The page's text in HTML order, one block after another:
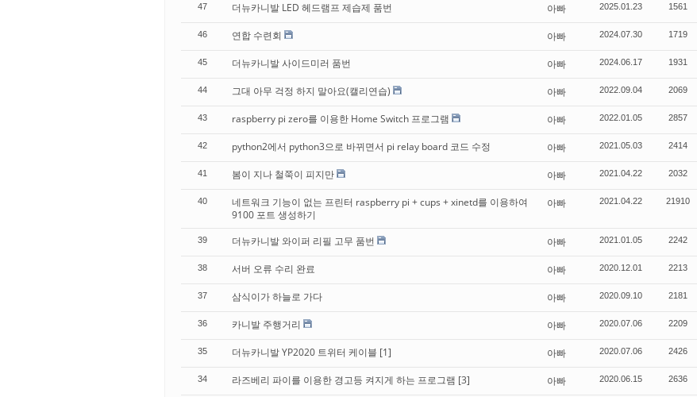
47 더뉴카니발 LED 헤드램프 제습제 품번 아빠 2025.01.23 1561
46 연합 수련회 아빠 2024.07.30 1719
45 더뉴카니발 사이드미러 품번 아빠 2024.06.17 1931
44 그대 아무 걱정 하지 말아요(캘리연습) 아빠 2022.09.04 2069
43 raspberry pi zero를 이용한 Home Switch 프로그램 아빠 2022.01.05 2857
42 python2에서 python3으로 바뀌면서 pi relay board 코드 수정 아빠 2021.05.03 2414
41 봄이 지나 철쭉이 피지만 아빠 2021.04.22 2032
40
네트워크 기능이 없는 프린터 raspberry pi + cups + xinetd를 이용하여
9100 포트 생성하기
아빠 2021.04.22 21910
39 더뉴카니발 와이퍼 리필 고무 품번 아빠 2021.01.05 2242
38 서버 오류 수리 완료 아빠 2020.12.01 2213
37 삼식이가 하늘로 가다 아빠 2020.09.10 2181
36 카니발 주행거리 아빠 2020.07.06 2209
35 더뉴카니발 YP2020 트위터 케이블 [1] 아빠 2020.07.06 2426
34 라즈베리 파이를 이용한 경고등 켜지게 하는 프로그램 [3] 아빠 2020.06.15 2636